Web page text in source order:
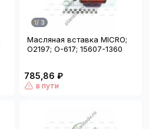
1/ 3
Масляная вставка MICRO;
O2197; O-617; 15607-1360
785,86 ₽
в пути